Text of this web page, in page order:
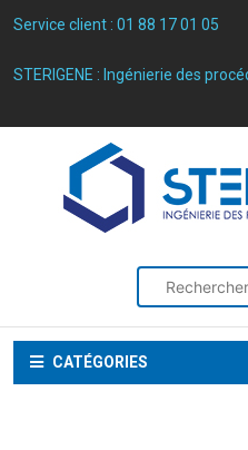
Service client : 01 88 17 01 05
STERIGENE : Ingénierie des
CATÉGORIES